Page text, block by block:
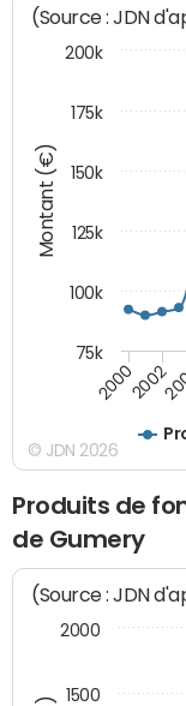
Montant (€)
(Source : JDN
20002002
75k
100k
125k
150k
175k
200k
© JDN 2026
Produits de
de Gumery
(Source : JDN
1500
2000